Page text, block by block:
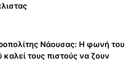
Νάουσας: Η φωνή του
καλεί τους πιστούς να ζουν